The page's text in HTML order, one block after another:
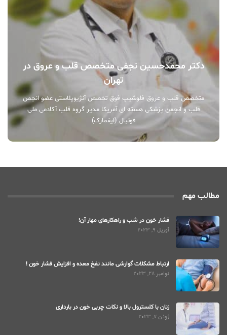
دکتر محمدحسین نجفی متخصص قلب و عروق در
تهران
متخصص قلب و عروق فلوشیپ فوق تخصص آنژیوپلاستی عضو انجمن
قلب و انجمن پزشکی هسته ای آمریکا مدیر گروه قلب آکادمی ملی
فوتبال (ایفمارک)
مطالب مهم
فشار خون در شب و راهکارهای مهار آن!
آوریل 9, 2023
ارتباط مشکلات گوارشی مانند نفخ معده و افزایش فشار خون !
نوامبر 28, 2023
زنان با کلسترول بالا و نکات چربی خون در بارداری
ژوئن 7, 2023